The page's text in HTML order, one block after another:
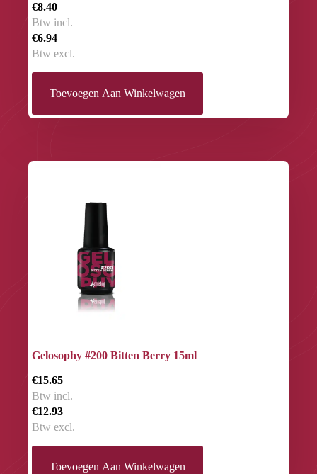
€8.40
Btw incl.
€6.94
Btw excl.
Toevoegen Aan Winkelwagen
Gelosophy #200 Bitten Berry 15ml
€15.65
Btw incl.
€12.93
Btw excl.
Toevoegen Aan Winkelwagen